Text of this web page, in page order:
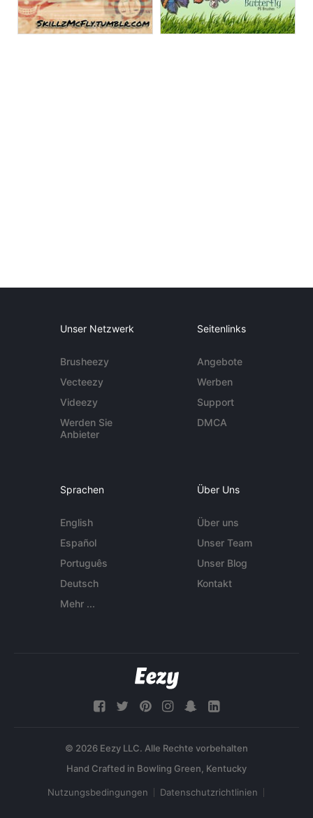
Unser Netzwerk
Brusheezy
Vecteezy
Videezy
Werden Sie
Anbieter
Seitenlinks
Angebote
Werben
Support
DMCA
Sprachen
English
Español
Português
Deutsch
Mehr ...
Über Uns
Über uns
Unser Team
Unser Blog
Kontakt
© 2026 Eezy LLC. Alle Rechte vorbehalten
Nutzungsbedingungen Datenschutzrichtlinien